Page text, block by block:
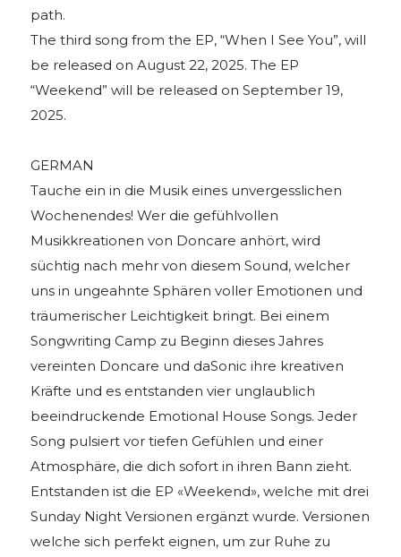
path.
The third song from the EP, “When I See You”, will
be released on August 22, 2025. The EP
“Weekend” will be released on September 19,
2025.
GERMAN
Tauche ein in die Musik eines unvergesslichen
Wochenendes! Wer die gefühlvollen
Musikkreationen von Doncare anhört, wird
süchtig nach mehr von diesem Sound, welcher
uns in ungeahnte Sphären voller Emotionen und
träumerischer Leichtigkeit bringt. Bei einem
Songwriting Camp zu Beginn dieses Jahres
vereinten Doncare und daSonic ihre kreativen
Kräfte und es entstanden vier unglaublich
beeindruckende Emotional House Songs. Jeder
Song pulsiert vor tiefen Gefühlen und einer
Atmosphäre, die dich sofort in ihren Bann zieht.
Entstanden ist die EP «Weekend», welche mit drei
Sunday Night Versionen ergänzt wurde. Versionen
welche sich perfekt eignen, um zur Ruhe zu